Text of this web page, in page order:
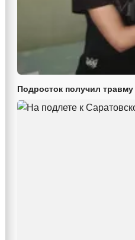
Подросток получил